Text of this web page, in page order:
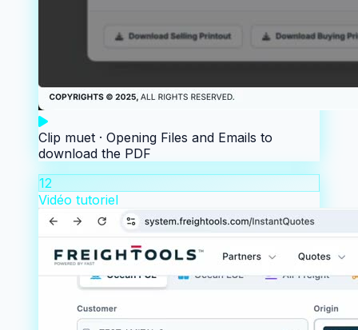
Clip muet · Opening Files and Emails to
download the PDF
12
Vidéo tutoriel